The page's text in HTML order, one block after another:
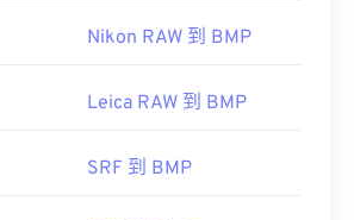
Adobe Illustrator。
Photos ColorStrokes
Nikon RAW 到 BMP
Leica RAW 到 BMP
SRF 到 BMP